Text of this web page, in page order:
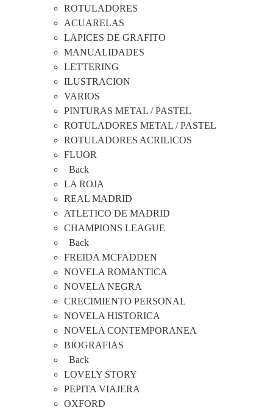
ROTULADORES
ACUARELAS
LAPICES DE GRAFITO
MANUALIDADES
LETTERING
ILUSTRACION
VARIOS
PINTURAS METAL / PASTEL
ROTULADORES METAL / PASTEL
ROTULADORES ACRILICOS
FLUOR
Back
LA ROJA
REAL MADRID
ATLETICO DE MADRID
CHAMPIONS LEAGUE
Back
FREIDA MCFADDEN
NOVELA ROMANTICA
NOVELA NEGRA
CRECIMIENTO PERSONAL
NOVELA HISTORICA
NOVELA CONTEMPORANEA
BIOGRAFIAS
Back
LOVELY STORY
PEPITA VIAJERA
OXFORD